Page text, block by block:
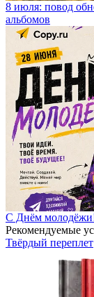
8 июля: повод
альбомов
С Днём молодёжи!
Рекомендуемые
Твёрдый переплет